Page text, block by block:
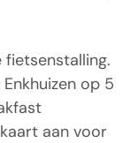
fietsenstalling.
op 5
aan voor